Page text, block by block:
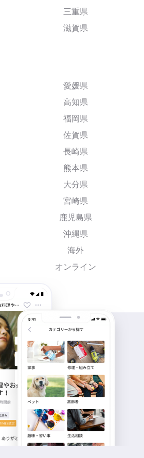
三重県
滋賀県
愛媛県
高知県
福岡県
佐賀県
長崎県
熊本県
大分県
宮崎県
鹿児島県
沖縄県
海外
オンライン